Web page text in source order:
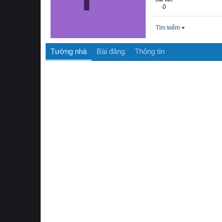
0
Tìm kiếm
Tường nhà Bài đăng Thông tin